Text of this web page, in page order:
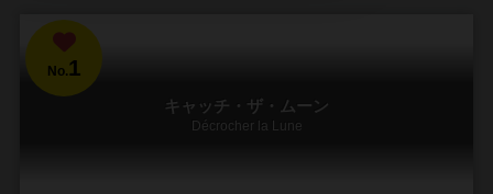
No.1
キャッチ・ザ・ムーン
Décrocher la Lune